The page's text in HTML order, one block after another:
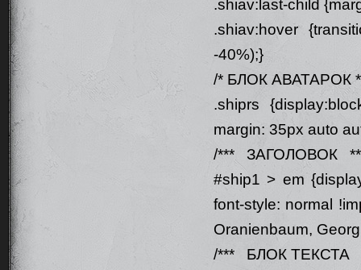
.shiav:last-child
.shiav:hover
-40%);}
/* БЛОК АВАТАРОК
.shiprs
margin: 35px auto
/*** ЗАГОЛОВОК
#ship1 > em
font-style: normal
Oranienbaum,
/*** БЛОК ТЕКСТА